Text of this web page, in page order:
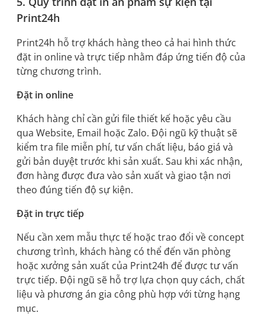
Print24h
Print24h hỗ trợ khách hàng theo cả hai hình thức
đặt in online và trực tiếp nhằm đáp ứng tiến độ của
từng chương trình.
Đặt in online
Khách hàng chỉ cần gửi file thiết kế hoặc yêu cầu
qua Website, Email hoặc Zalo. Đội ngũ kỹ thuật sẽ
kiểm tra file miễn phí, tư vấn chất liệu, báo giá và
gửi bản duyệt trước khi sản xuất. Sau khi xác nhận,
đơn hàng được đưa vào sản xuất và giao tận nơi
theo đúng tiến độ sự kiện.
Đặt in trực tiếp
Nếu cần xem mẫu thực tế hoặc trao đổi về concept
chương trình, khách hàng có thể đến văn phòng
hoặc xưởng sản xuất của Print24h để được tư vấn
trực tiếp. Đội ngũ sẽ hỗ trợ lựa chọn quy cách, chất
liệu và phương án gia công phù hợp với từng hạng
mục.